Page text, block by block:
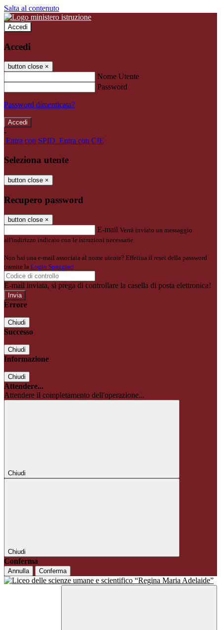
Salta al contenuto
Accedi
Accedi
button close ×
Nome Utente
Password
Password dimenticata?
-
Entra con SPID Entra con CIE
Seleziona utente
button close ×
Recupero password
button close ×
E-mail Verrà inviato un messaggio
all'indirizzo indicato con le istruzioni necessarie.
Non hai una e-mail associata al nome utente? Effettua il reset della password
tramite la Login Spaggiari
E-mail inviata, si prega di controllare la casella di posta elettronica!
Errore
Chiudi
Successo
Chiudi
Informazione
Chiudi
Attendere...
Attendere il completamento dell'operazione...
Chiudi
Chiudi
Conferma
Annulla Conferma